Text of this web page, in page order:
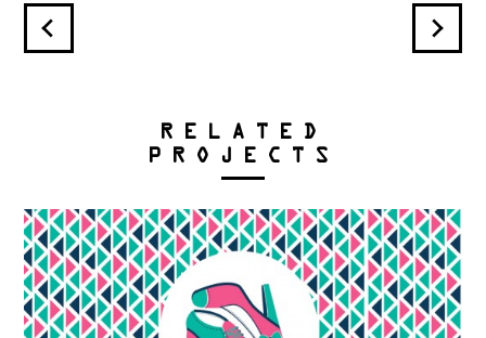
RELATED
PROJECTS